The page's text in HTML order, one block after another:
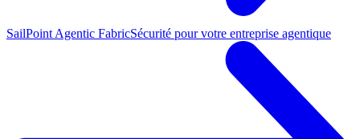
SailPoint Agentic FabricSécurité pour votre entreprise agentique